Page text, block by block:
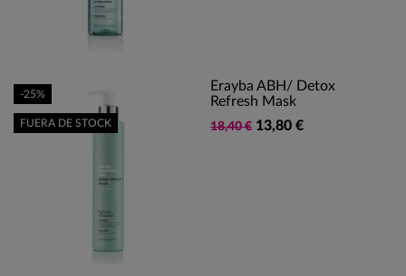
Erayba ABH/ Detox
Refresh Mask
18,40 € 13,80 €
-25%
FUERA DE STOCK